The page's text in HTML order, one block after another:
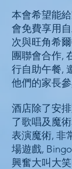
本會希望能
會免費享用
次與旺角希
團聯會合作,
行自助午餐,
他們的家長參
酒店除了安
了歌唱及魔
表演魔術, 非
場遊戲,
興奮大叫大